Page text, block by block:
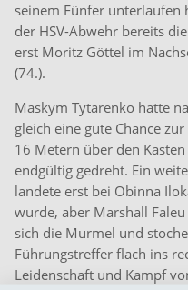
seinem Fünfer unterlaufen
der HSV-Abwehr bereits
erst Moritz Göttel im
(74.).
Maskym Tytarenko hatte
gleich eine gute Chance
16 Metern über den
endgültig gedreht. Ein
landete erst bei Obinna
wurde, aber Marshall
sich die Murmel und
Führungstreffer flach ins
Leidenschaft und Kampf